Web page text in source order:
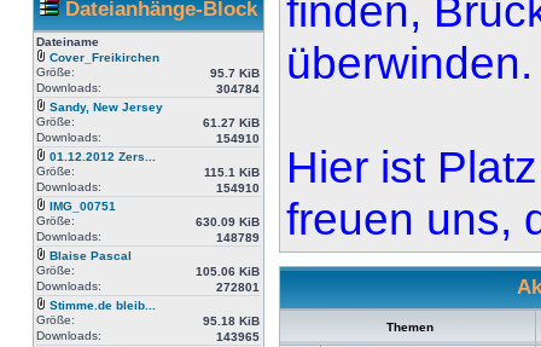
Dateianhänge-Block
Dateiname
Cover_Freikirchen
Größe:
95.7 KiB
Downloads:
304784
Sandy, New Jersey
Größe:
61.27 KiB
Downloads:
154910
01.12.2012 Zers...
Größe:
115.1 KiB
Downloads:
154910
IMG_00751
Größe:
630.09 KiB
Downloads:
148789
Blaise Pascal
Größe:
105.06 KiB
Downloads:
272801
Stimme.de bleib...
Größe:
95.18 KiB
Downloads:
143965
finden,
überwinden.
Hier ist
freuen uns,
Themen